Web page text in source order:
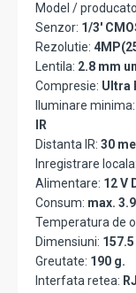
Model /
Senzor: 1/3'
Rezolutie:
Lentila: 2.8 mm
Compresie: Ultra
Iluminare minima:
IR
Distanta IR: 30
Inregistrare locala:
Alimentare: 12 V
Consum: max.
Temperatura de
Dimensiuni:
Greutate: 190 g.
Interfata retea: